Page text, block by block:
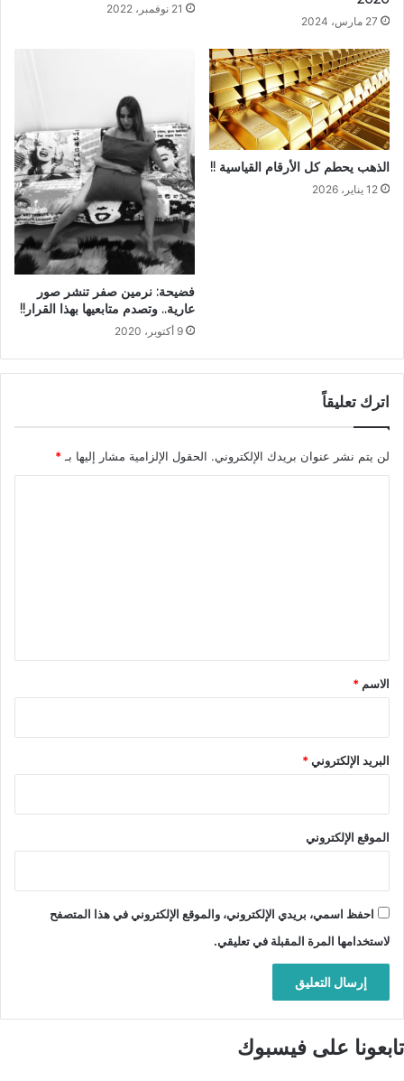
27 مارس، 2024
21 نوفمبر، 2022
الذهب يحطم كل الأرقام القياسية !!
12 يناير، 2026
فضيحة: نرمين صفر تنشر صور
عارية.. وتصدم متابعيها بهذا القرار!!
9 أكتوبر، 2020
اترك تعليقاً
لن يتم نشر عنوان بريدك الإلكتروني. الحقول الإلزامية مشار إليها بـ *
*
الاسم *
البريد الإلكتروني*
الموقع الإلكتروني
احفظ اسمي، بريدي الإلكتروني، والموقع الإلكتروني في هذا المتصفح
لاستخدامها المرة المقبلة في تعليقي.
تابعونا على فيسبوك